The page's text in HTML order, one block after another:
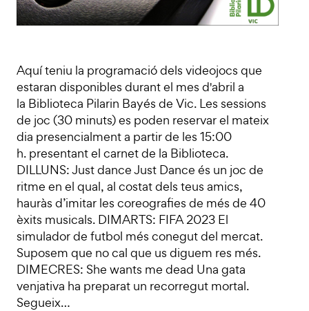
Aquí teniu la programació dels videojocs que
estaran disponibles durant el mes d'abril a
la Biblioteca Pilarin Bayés de Vic. Les sessions
de joc (30 minuts) es poden reservar el mateix
dia presencialment a partir de les 15:00
h. presentant el carnet de la Biblioteca.
DILLUNS: Just dance Just Dance és un joc de
ritme en el qual, al costat dels teus amics,
hauràs d’imitar les coreografies de més de 40
èxits musicals. DIMARTS: FIFA 2023 El
simulador de futbol més conegut del mercat.
Suposem que no cal que us diguem res més.
DIMECRES: She wants me dead Una gata
venjativa ha preparat un recorregut mortal.
Segueix…